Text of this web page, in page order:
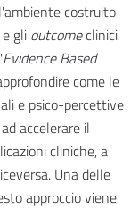
costruito
gli outcomeclinici
Evidence Based
come le
e psico-percettive
accelerare il
cliniche, a
Una delle
approccio viene